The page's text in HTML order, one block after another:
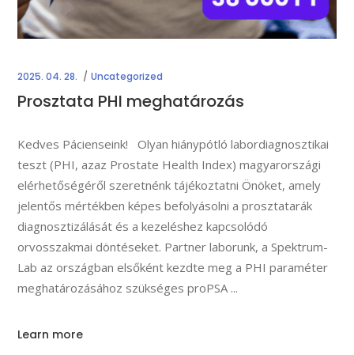
2025. 04. 28. Uncategorized
Prosztata PHI meghatározás
Kedves Pácienseink! Olyan hiánypótló labordiagnosztikai
teszt (PHI, azaz Prostate Health Index) magyarországi
elérhetőségéről szeretnénk tájékoztatni Önöket, amely
jelentős mértékben képes befolyásolni a prosztatarák
diagnosztizálását és a kezeléshez kapcsolódó
orvosszakmai döntéseket. Partner laborunk, a Spektrum-
Lab az országban elsőként kezdte meg a PHI paraméter
meghatározásához szükséges proPSA
Learn more